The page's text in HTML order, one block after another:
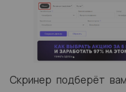
Скринер подберёт